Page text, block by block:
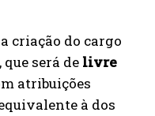
criação do cargo
, que será de livre
atribuições
à dos